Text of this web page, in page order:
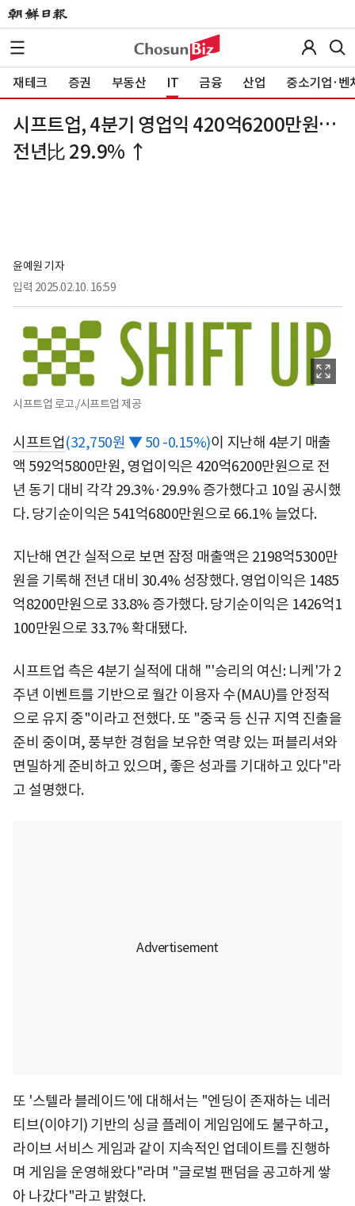
재테크 증권 부동산 IT 금융 산업 중소기업·벤
시프트업, 4분기 영업익 420억6200만원…
전년比 29.9% ↑
윤예원 기자
입력 2025.02.10. 16:59
시프트업 로고./시프트업 제공
시프트업(32,750원 ▼ 50 -0.15%)이 지난해 4분기 매출
액 592억5800만원, 영업이익은 420억6200만원으로 전
년 동기 대비 각각 29.3%·29.9% 증가했다고 10일 공시했
다. 당기순이익은 541억6800만원으로 66.1% 늘었다.
지난해 연간 실적으로 보면 잠정 매출액은 2198억5300만
원을 기록해 전년 대비 30.4% 성장했다. 영업이익은 1485
억8200만원으로 33.8% 증가했다. 당기순이익은 1426억1
100만원으로 33.7% 확대됐다.
시프트업 측은 4분기 실적에 대해 "'승리의 여신: 니케'가 2
주년 이벤트를 기반으로 월간 이용자 수(MAU)를 안정적
으로 유지 중"이라고 전했다. 또 "중국 등 신규 지역 진출을
준비 중이며, 풍부한 경험을 보유한 역량 있는 퍼블리셔와
면밀하게 준비하고 있으며, 좋은 성과를 기대하고 있다"라
고 설명했다.
또 '스텔라 블레이드'에 대해서는 "엔딩이 존재하는 네러
티브(이야기) 기반의 싱글 플레이 게임임에도 불구하고,
라이브 서비스 게임과 같이 지속적인 업데이트를 진행하
며 게임을 운영해왔다"라며 "글로벌 팬덤을 공고하게 쌓
아 나갔다"라고 밝혔다.